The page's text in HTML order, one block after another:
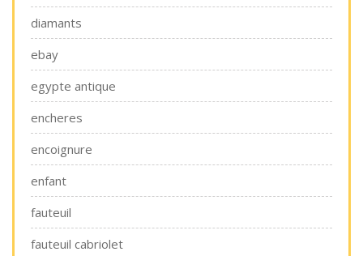
diamants
ebay
egypte antique
encheres
encoignure
enfant
fauteuil
fauteuil cabriolet